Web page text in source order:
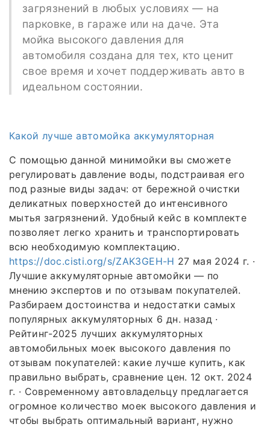
загрязнений в любых условиях — на
парковке, в гараже или на даче. Эта
мойка высокого давления для
автомобиля создана для тех, кто ценит
свое время и хочет поддерживать авто в
идеальном состоянии.
Какой лучше автомойка аккумуляторная
С помощью данной минимойки вы сможете
регулировать давление воды, подстраивая его
под разные виды задач: от бережной очистки
деликатных поверхностей до интенсивного
мытья загрязнений. Удобный кейс в комплекте
позволяет легко хранить и транспортировать
всю необходимую комплектацию.
https://doc.cisti.org/s/ZAK3GEH-H 27 мая 2024 г. ·
Лучшие аккумуляторные автомойки — по
мнению экспертов и по отзывам покупателей.
Разбираем достоинства и недостатки самых
популярных аккумуляторных 6 дн. назад ·
Рейтинг-2025 лучших аккумуляторных
автомобильных моек высокого давления по
отзывам покупателей: какие лучше купить, как
правильно выбрать, сравнение цен. 12 окт. 2024
г. · Современному автовладельцу предлагается
огромное количество моек высокого давления и
чтобы выбрать оптимальный вариант, нужно